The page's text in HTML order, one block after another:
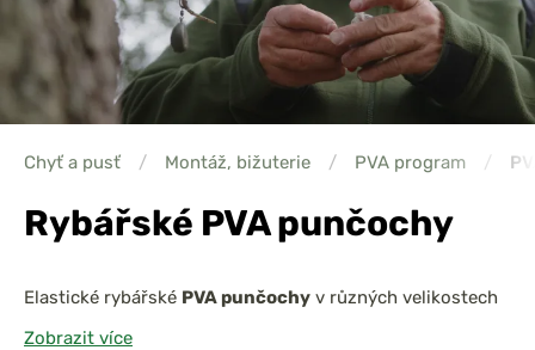
Chyť a pusť / Montáž, bižuterie / PVA program /
Rybářské PVA punčochy
Elastické rybářské PVA punčochy v různých velikostech
se hodí na středně velké i těžké návnady, pelety či boilies
Zobrazit více